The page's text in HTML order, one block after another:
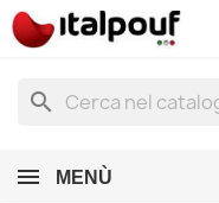
search
MENÙ